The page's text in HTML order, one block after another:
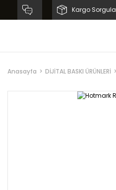
Kargo Sorgula
Anasayfa DİJİTAL BASKI ÜRÜNLERİ